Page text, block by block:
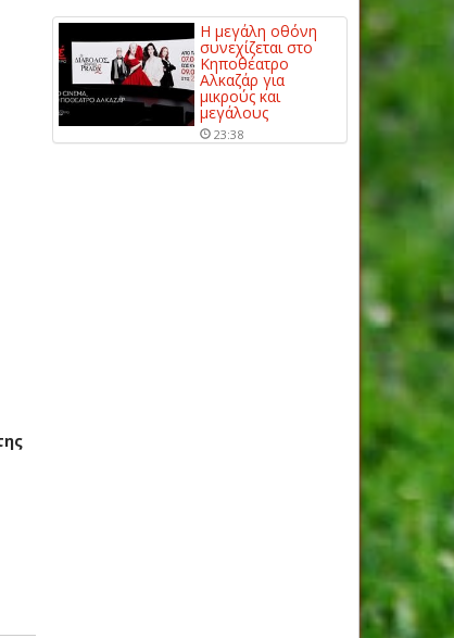
Η μεγάλη οθόνη
συνεχίζεται στο
Κηποθέατρο
Αλκαζάρ για
μικρούς και
μεγάλους
23:38